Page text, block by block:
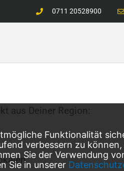
0711 20528900
aus Deiner Region:
Funktionalität
verbessern zu
Sie der Verwendung
Sie in unserer